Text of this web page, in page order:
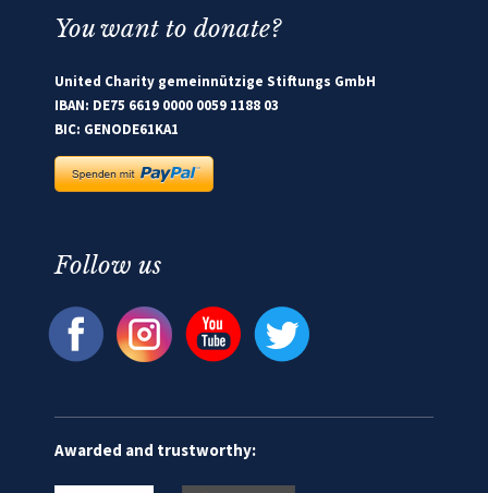
You want to donate?
United Charity gemeinnützige Stiftungs GmbH
IBAN: DE75 6619 0000 0059 1188 03
BIC: GENODE61KA1
Follow us
Awarded and trustworthy: